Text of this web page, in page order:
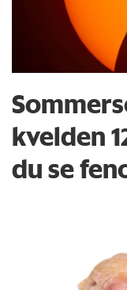
kvelden
du se